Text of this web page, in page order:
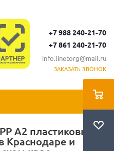
+7 988 240-21-70
+7 861 240-21-70
info.linetorg@mail.ru
ЗАКАЗАТЬ ЗВОНОК
A2 пластиковый
Краснодаре и